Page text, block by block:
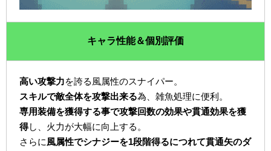
キャラ性能＆個別評価
高い攻撃力を誇る風属性のスナイパー。
スキルで敵全体を攻撃出来る為、雑魚処理に便利。
専用装備を獲得する事で攻撃回数の効果や貫通効果を獲
得し、火力が大幅に向上する。
さらに風属性でシナジーを1段階得るにつれて貫通矢のダ